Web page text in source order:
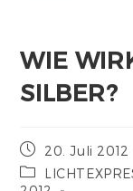
WIE
SILBER?
20. Juli 2012